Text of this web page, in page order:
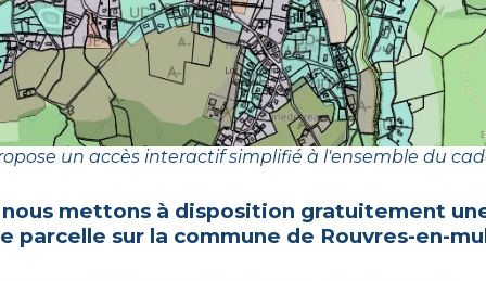
un accès interactif simplifié à l'ensemble du
mettons à disposition gratuitement
parcelle sur la commune de Rouvres-en-